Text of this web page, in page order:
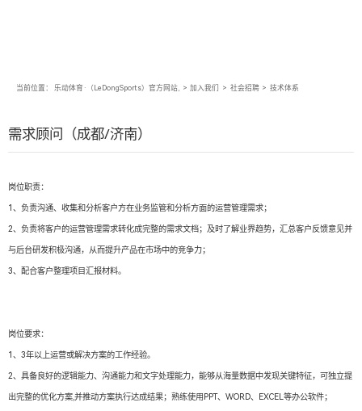
当前位置： 乐动体育·（LeDongSports）官方网站, > 加入我们 > 社会招聘 > 技术体系
需求顾问（成都/济南）
岗位职责：
1、负责沟通、收集和分析客户方在业务监管和分析方面的运营管理需求；
2、负责将客户的运营管理需求转化成完整的需求文档；及时了解业界趋势，汇总客户反馈意见并
与后台研发积极沟通，从而提升产品在市场中的竞争力；
3、配合客户整理项目汇报材料。
岗位要求：
1、3年以上运营或解决方案的工作经验。
2、具备良好的逻辑能力、沟通能力和文字处理能力，能够从海量数据中发现关键特征，可独立提
出完整的优化方案,并推动方案执行达成结果；熟练使用PPT、WORD、EXCEL等办公软件；